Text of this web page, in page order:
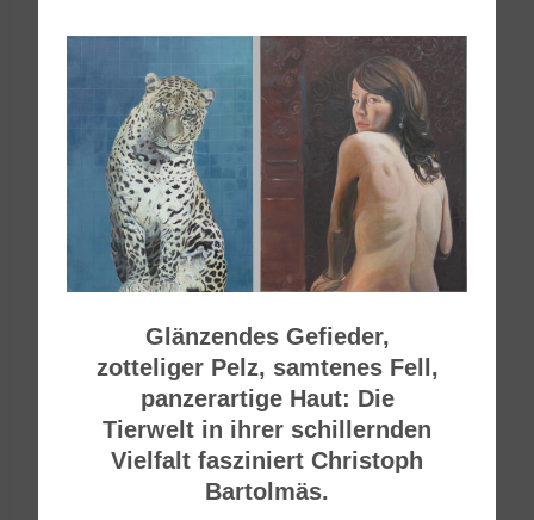
Glänzendes Gefieder,
zotteliger Pelz, samtenes Fell,
panzerartige Haut: Die
Tierwelt in ihrer schillernden
Vielfalt fasziniert Christoph
Bartolmäs.